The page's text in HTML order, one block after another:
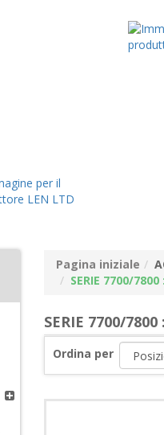
Pagina iniziale
SERIE 7700/7800
SERIE 7700/7800
Ordina per